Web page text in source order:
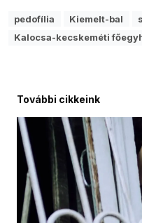
pedofília Kiemelt-bal
Kalocsa-kecskeméti
További cikkeink